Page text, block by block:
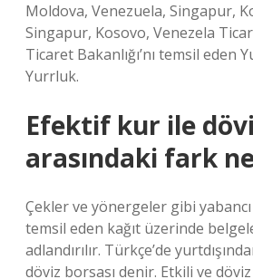
Moldova, Venezuela, Singapur,
Singapur, Kosovo, Venezela
Ticaret Bakanlığı’nı temsil eden
Yurrluk.
Efektif kur ile
arasındaki fark
Çekler ve yönergeler gibi
temsil eden kağıt üzerinde
adlandırılır. Türkçe’de
döviz borsası denir. Etkili ve